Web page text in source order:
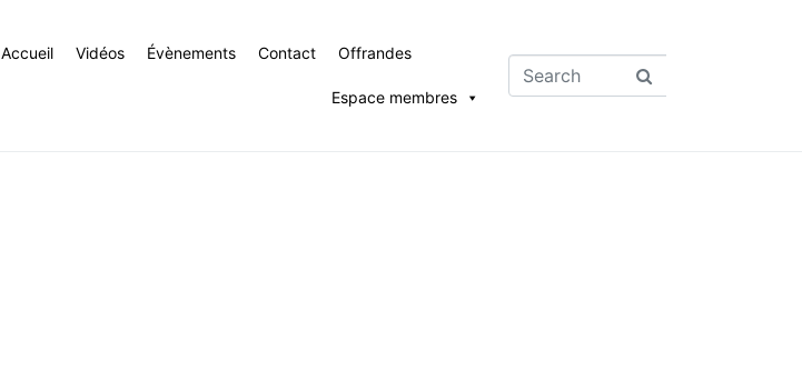
Accueil Vidéos Évènements Contact Offrandes
Espace membres